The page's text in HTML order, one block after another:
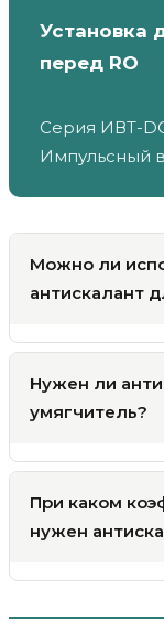
Установка
перед RO
Серия ИВТ-
Импульсный
Можно ли
антискалант
Нужен ли
умягчитель?
При каком
нужен